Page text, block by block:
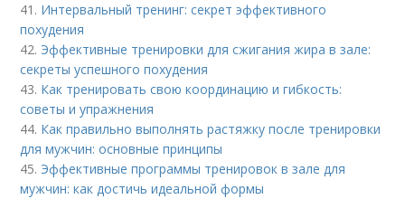
41. Интервальный тренинг: секрет эффективного
похудения
42. Эффективные тренировки для сжигания жира в зале:
секреты успешного похудения
43. Как тренировать свою координацию и гибкость:
советы и упражнения
44. Как правильно выполнять растяжку после тренировки
для мужчин: основные принципы
45. Эффективные программы тренировок в зале для
мужчин: как достичь идеальной формы